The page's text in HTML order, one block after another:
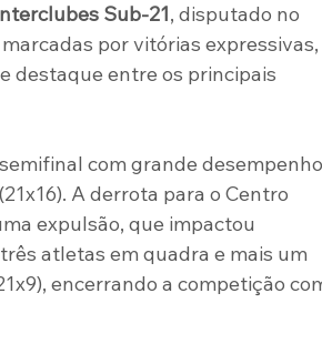
Sub-21, disputado no
por vitórias expressivas,
destaque entre os principais
com grande
A derrota para o Centro
expulsão, que impactou
atletas em quadra e mais um
encerrando a competição